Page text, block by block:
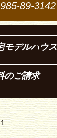
89-3142
モデルハウス
のご請求